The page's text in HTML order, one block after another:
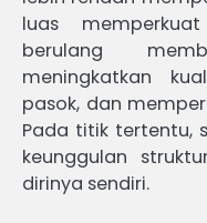
luas
berulang
meningkatkan
pasok, dan
Pada titik tertentu,
keunggulan
dirinya sendiri.